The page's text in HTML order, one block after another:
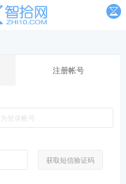
注册帐号
获取短信验证码